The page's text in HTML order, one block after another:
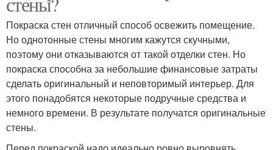
Покраска стен отличный способ освежить помещение.
Но однотонные стены многим кажутся скучными,
поэтому они отказываются от такой отделки стен. Но
покраска способна за небольшие финансовые затраты
сделать оригинальный и неповторимый интерьер. Для
этого понадобятся некоторые подручные средства и
немного времени. В результате получатся оригинальные
стены.